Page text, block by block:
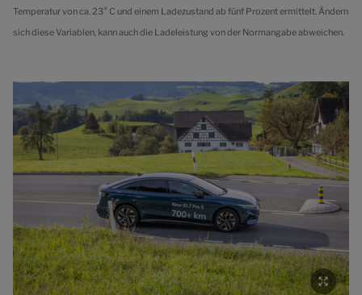
Temperatur von ca. 23° C und einem Ladezustand ab fünf Prozent ermittelt. Ändern
sich diese Variablen, kann auch die Ladeleistung von der Normangabe abweichen.